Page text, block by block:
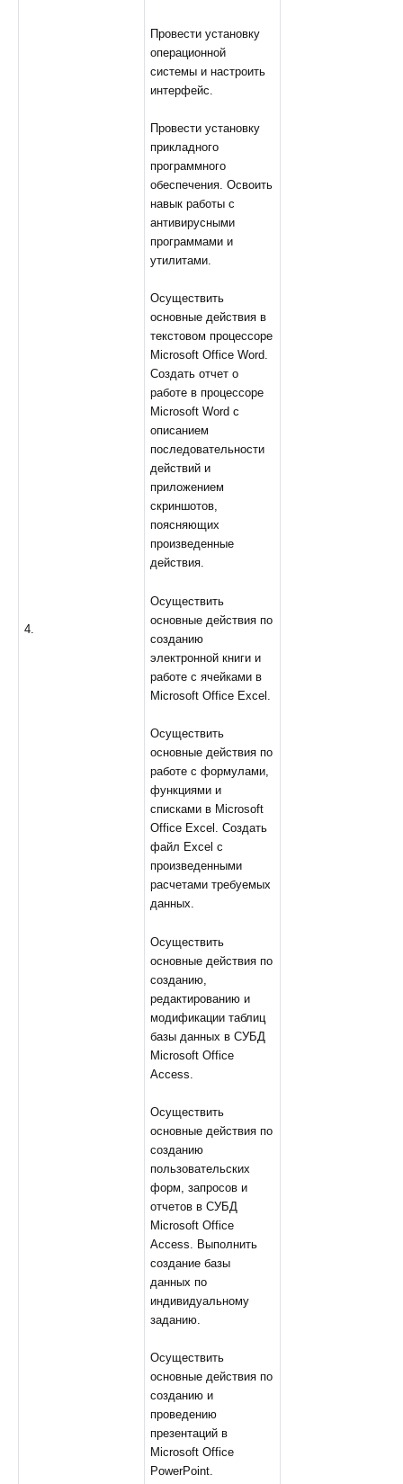
4.
Провести установку
операционной
системы и настроить
интерфейс.
Провести установку
прикладного
программного
обеспечения. Освоить
навык работы с
антивирусными
программами и
утилитами.
Осуществить
основные действия в
текстовом процессоре
Microsoft Office Word.
Создать отчет о
работе в процессоре
Microsoft Word с
описанием
последовательности
действий и
приложением
скриншотов,
поясняющих
произведенные
действия.
Осуществить
основные действия по
созданию
электронной книги и
работе с ячейками в
Microsoft Office Excel.
Осуществить
основные действия по
работе с формулами,
функциями и
списками в Microsoft
Office Excel. Создать
файл Excel с
произведенными
расчетами требуемых
данных.
Осуществить
основные действия по
созданию,
редактированию и
модификации таблиц
базы данных в СУБД
Microsoft Office
Access.
Осуществить
основные действия по
созданию
пользовательских
форм, запросов и
отчетов в СУБД
Microsoft Office
Access. Выполнить
создание базы
данных по
индивидуальному
заданию.
Осуществить
основные действия по
созданию и
проведению
презентаций в
Microsoft Office
PowerPoint.